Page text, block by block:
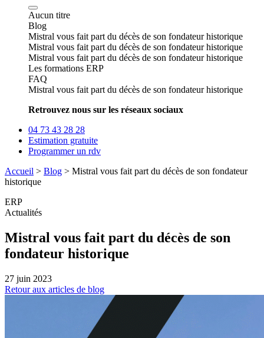
Aucun titre
Blog
Mistral vous fait part du décès de son fondateur historique
Mistral vous fait part du décès de son fondateur historique
Mistral vous fait part du décès de son fondateur historique
Les formations ERP
FAQ
Mistral vous fait part du décès de son fondateur historique
Retrouvez nous sur les réseaux sociaux
04 73 43 28 28
Estimation gratuite
Programmer un rdv
Accueil > Blog > Mistral vous fait part du décès de son fondateur
historique
ERP
Actualités
Mistral vous fait part du décès de son
fondateur historique
27 juin 2023
Retour aux articles de blog